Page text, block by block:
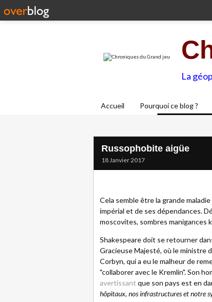
La
Accueil Pourquoi ce blog ?
Russophobite aigüe
18 Janvier 2017
Cela semble être la grande
impérial et de ses dépendances.
moscovites, sombres manigances
Shakespeare doit se retourner
Gracieuse Majesté, où le ministre
Corbyn, qui a eu le malheur de
"collaborer avec le Kremlin". Son
avertissant que son pays est en
hôpitaux, nos infrastructures et notre